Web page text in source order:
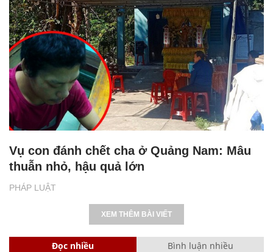
PHÁP LUẬT
Vụ con đánh chết cha ở Quảng Nam: Mâu
thuẫn nhỏ, hậu quả lớn
XEM THÊM BÀI VIẾT
Đọc nhiều Bình luận nhiều